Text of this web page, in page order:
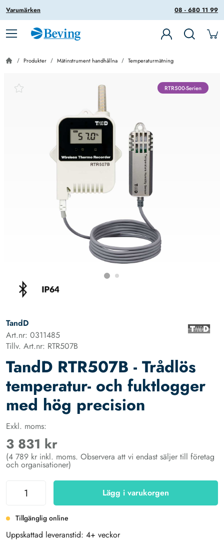
08 - 680 11 99
Varumärken
Produkter Mätinstrument handhållna Temperaturmätning
RTR500-Serien
TandD
Art.nr: 0311485
Tillv. Art.nr: RTR507B
TandD RTR507B - Trådlös
temperatur- och fuktlogger
med hög precision
Exkl. moms:
3 831 kr
(4 789 kr inkl. moms. Observera att vi endast säljer till företag
och organisationer)
Lägg i varukorgen
Tillgänglig online
Uppskattad leveranstid: 4+ veckor